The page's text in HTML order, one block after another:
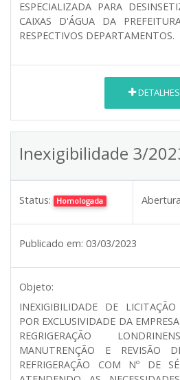
ESPECIALIZADA PARA
CAIXAS D'ÁGUA DA
RESPECTIVOS DEPARTAMENTOS.
DETALHES
Inexigibilidade 3/
Status: Homologada
Publicado em: 03/03/2023
Objeto:
INEXIGIBILIDADE DE
POR EXCLUSIVIDADE DA
REGRIGERAÇÃO
MANUTRENÇÃO E REVISÃO
REFRIGERAÇÃO COM Nº DE